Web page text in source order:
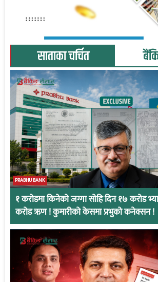
साताका चर्चित
PRABHU BANK
१ करोडमा किनेको जग्गा सोहि दिन १७ करोड
करोड ऋण ! कुमारीको केसमा प्रभुको कनेक्सन !